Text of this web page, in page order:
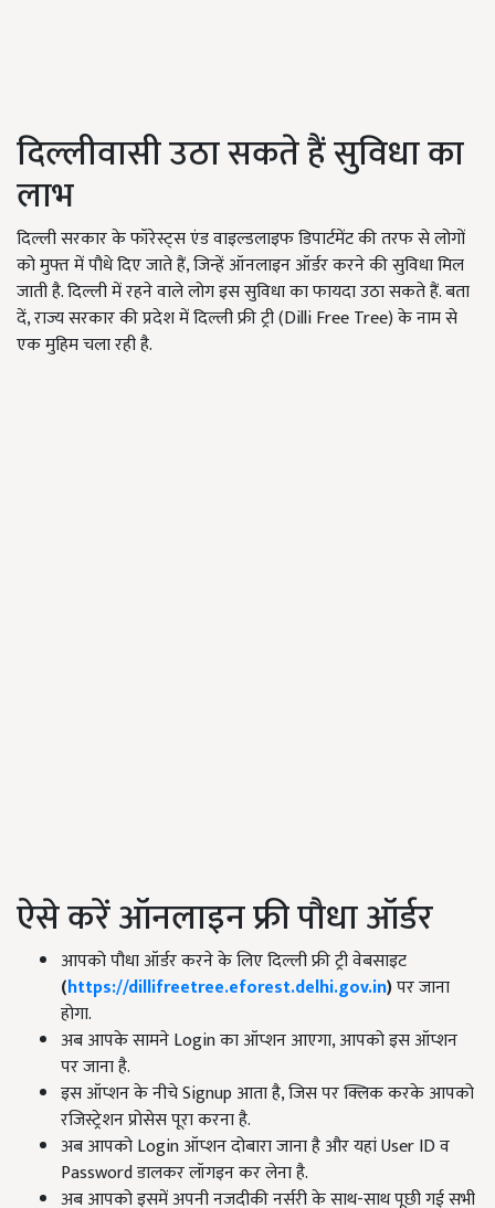
दिल्लीवासी उठा सकते हैं सुविधा का
लाभ
दिल्ली सरकार के फॉरेस्ट्स एंड वाइल्डलाइफ डिपार्टमेंट की तरफ से लोगों
को मुफ्त में पौधे दिए जाते हैं, जिन्हें ऑनलाइन ऑर्डर करने की सुविधा मिल
जाती है. दिल्ली में रहने वाले लोग इस सुविधा का फायदा उठा सकते हैं. बता
दें, राज्य सरकार की प्रदेश में दिल्ली फ्री ट्री (Dilli Free Tree) के नाम से
एक मुहिम चला रही है.
ऐसे करें ऑनलाइन फ्री पौधा ऑर्डर
आपको पौधा ऑर्डर करने के लिए दिल्ली फ्री ट्री वेबसाइट
(https://dillifreetree.eforest.delhi.gov.in)पर जाना
होगा.
अब आपके सामने Login का ऑप्शन आएगा, आपको इस ऑप्शन
पर जाना है.
इस ऑप्शन के नीचे Signup आता है, जिस पर क्लिक करके आपको
रजिस्ट्रेशन प्रोसेस पूरा करना है.
अब आपको Login ऑप्शन दोबारा जाना है और यहां User ID व
Password डालकर लॉगइन कर लेना है.
अब आपको इसमें अपनी नजदीकी नर्सरी के साथ-साथ पूछी गई सभी